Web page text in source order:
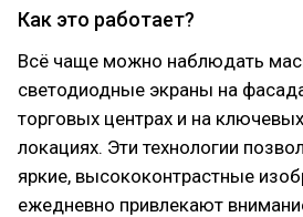
Как это работает?
Всё чаще можно наблюдать
светодиодные экраны на
торговых центрах и на
локациях. Эти технологии
яркие, высококонтрастные
ежедневно привлекают